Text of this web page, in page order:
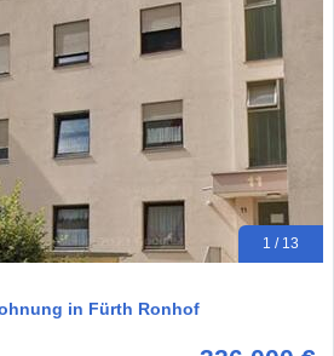
1 / 13
in Fürth Ronhof